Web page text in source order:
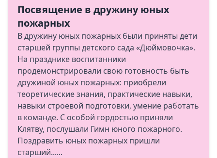
Посвящение в дружину юных
пожарных
В дружину юных пожарных были приняты дети
старшей группы детского сада «Дюймовочка».
На празднике воспитанники
продемонстрировали свою готовность быть
дружиной юных пожарных: приобрели
теоретические знания, практические навыки,
навыки строевой подготовки, умение работать
в команде. С особой гордостью приняли
Клятву, послушали Гимн юного пожарного.
Поздравить юных пожарных пришли
старший......